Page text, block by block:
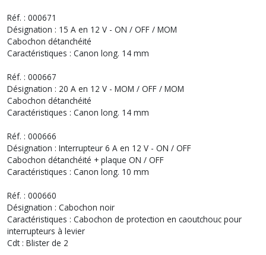
Réf. : 000671
Désignation : 15 A en 12 V - ON / OFF / MOM
Cabochon détanchéité
Caractéristiques : Canon long. 14 mm
Réf. : 000667
Désignation : 20 A en 12 V - MOM / OFF / MOM
Cabochon détanchéité
Caractéristiques : Canon long. 14 mm
Réf. : 000666
Désignation : Interrupteur 6 A en 12 V - ON / OFF
Cabochon détanchéité + plaque ON / OFF
Caractéristiques : Canon long. 10 mm
Réf. : 000660
Désignation : Cabochon noir
Caractéristiques : Cabochon de protection en caoutchouc pour
interrupteurs à levier
Cdt : Blister de 2